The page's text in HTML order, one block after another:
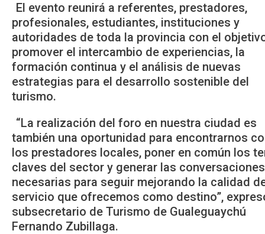
El evento reunirá a referentes, prestadores,
profesionales, estudiantes, instituciones y
autoridades de toda la provincia con el
promover el intercambio de experiencias, la
formación continua y el análisis de nuevas
estrategias para el desarrollo sostenible del
turismo.
“La realización del foro en nuestra ciudad es
también una oportunidad para encontrarnos
los prestadores locales, poner en común los
claves del sector y generar las conversaciones
necesarias para seguir mejorando la calidad
servicio que ofrecemos como destino”,
subsecretario de Turismo de Gualeguaychú
Fernando Zubillaga.